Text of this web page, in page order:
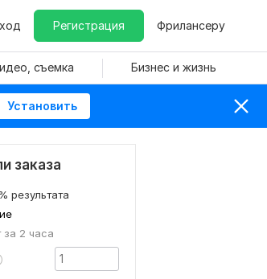
Регистрация Фрилансеру
съемка Бизнес и жизнь
Установить
заказа
результата
за 2 часа